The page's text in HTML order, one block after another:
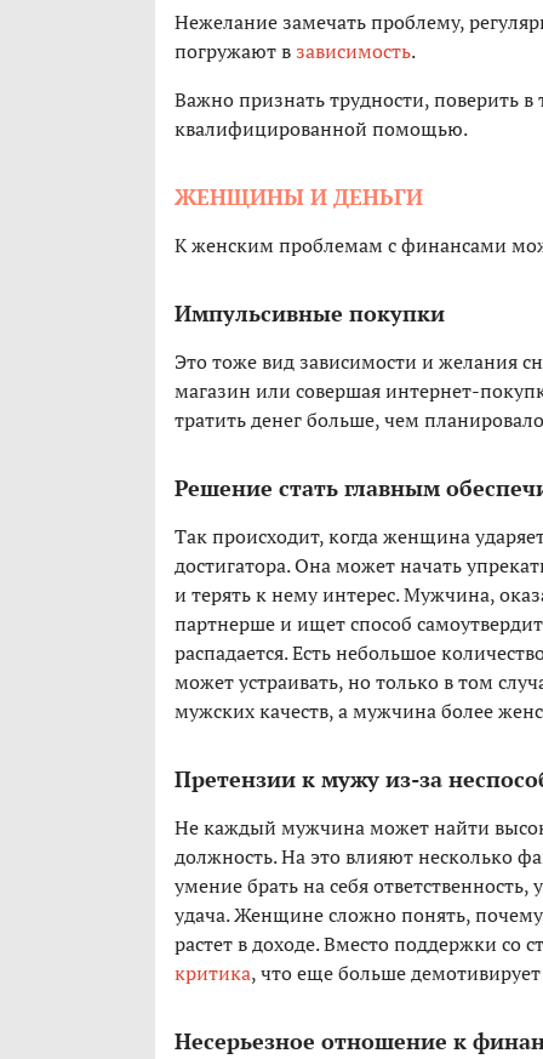
Нежелание замечать проблему,
погружают взависимость.
Важно признать трудности, поверить
квалифицированной помощью.
ЖЕНЩИНЫ И ДЕНЬГИ
К женским проблемам с финансами
Импульсивные покупки
Это тоже вид зависимости и желания
магазин или совершая интернет-
тратить денег больше, чем
Решение стать главным
Так происходит, когда женщина
достигатора. Она может начать
и терять к нему интерес. Мужчина,
партнерше и ищет способ
распадается. Есть небольшое
может устраивать, но только в том
мужских качеств, а мужчина более
Претензии к мужу из-за
Не каждый мужчина может найти
должность. На это влияют несколько
умение брать на себя
удача. Женщине сложно понять,
растет в доходе. Вместо поддержки со
критика, что еще больше
Несерьезное отношение к